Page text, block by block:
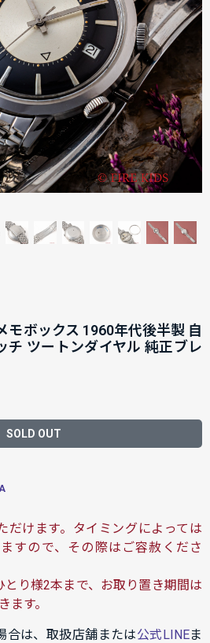
モボックス 1960年代後半製 自
チ ツートンダイヤル 純正ブレ
SOLD OUT
だけます。タイミングによっては
すので、その際はご容赦くださ
り様2本まで、お取り置き期間は
ます。
合は、取扱店舗または公式LINEま